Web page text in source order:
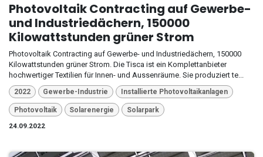
Photovoltaik Contracting auf Gewerbe-
und Industriedächern, 150000
Kilowattstunden grüner Strom
Photovoltaik Contracting auf Gewerbe- und Industriedächern, 150000
Kilowattstunden grüner Strom. Die Tisca ist ein Komplettanbieter
hochwertiger Textilien für Innen- und Aussenräume. Sie produziert te...
2022 Gewerbe-Industrie Installierte Photovoltaikanlagen
Photovoltaik Solarenergie
Solarpark
24.09.2022